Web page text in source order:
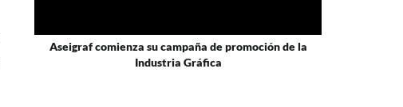
Aseigraf comienza su campaña de promoción de la
Industria Gráfica